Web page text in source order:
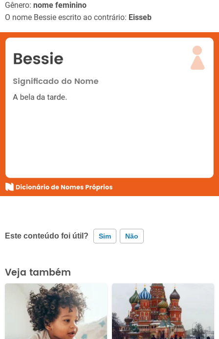
Gênero: nome feminino
O nome Bessie escrito ao contrário: Eisseb
Este conteúdo foi útil? Sim Não
Este conteúdo contém informação incorreta
Este conteúdo não tem a informação que procuro
Outro
Veja também